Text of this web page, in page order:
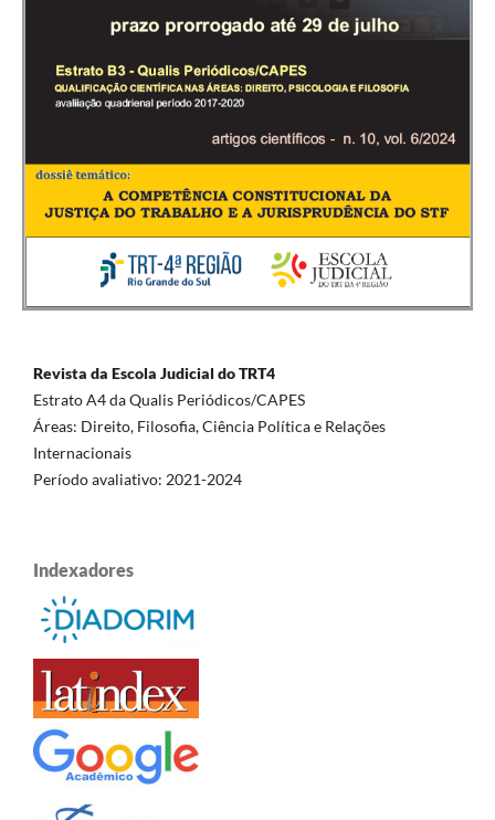
Revista da Escola Judicial do TRT4
Estrato A4 da Qualis Periódicos/CAPES
Áreas: Direito, Filosofia, Ciência Política e Relações
Internacionais
Período avaliativo: 2021-2024
Indexadores